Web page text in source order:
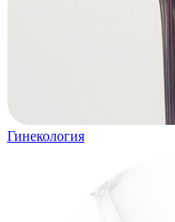
Гинекология